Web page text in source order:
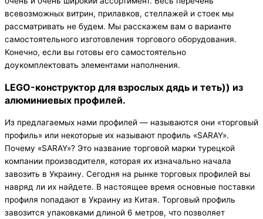
всевозможных витрин, прилавков, стеллажей и стоек мы
рассматривать не будем. Мы расскажем вам о варианте
самостоятельного изготовления торгового оборудования.
Конечно, если вы готовы его самостоятельно
доукомплектовать элементами наполнения.
LEGO-конструктор для взрослых дядь и теть)) из
алюминиевых профилей.
Из предлагаемых нами профилей — называются они «торговый
профиль» или некоторые их называют профиль «SARAY».
Почему «SARAY»? Это название торговой марки турецкой
компании производителя, которая их изначально начала
завозить в Украину. Сегодня на рынке торговых профилей вы
навряд ли их найдете. В настоящее время основные поставки
профиля попадают в Украину из Китая. Торговый профиль
завозится упаковками длиной 6 метров, что позволяет